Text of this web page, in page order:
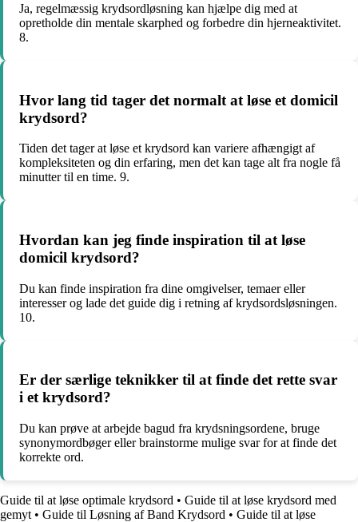
Ja, regelmæssig krydsordløsning kan hjælpe dig med at
opretholde din mentale skarphed og forbedre din hjerneaktivitet.
8.
Hvor lang tid tager det normalt at løse et domicil
krydsord?
Tiden det tager at løse et krydsord kan variere afhængigt af
kompleksiteten og din erfaring, men det kan tage alt fra nogle få
minutter til en time. 9.
Hvordan kan jeg finde inspiration til at løse
domicil krydsord?
Du kan finde inspiration fra dine omgivelser, temaer eller
interesser og lade det guide dig i retning af krydsordsløsningen.
10.
Er der særlige teknikker til at finde det rette svar
i et krydsord?
Du kan prøve at arbejde bagud fra krydsningsordene, bruge
synonymordbøger eller brainstorme mulige svar for at finde det
korrekte ord.
Guide til at løse optimale krydsord • Guide til at løse krydsord med
gemyt • Guide til Løsning af Band Krydsord • Guide til at løse